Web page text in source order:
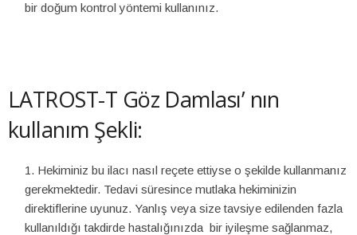
bir doğum kontrol yöntemi kullanınız.
LATROST-T Göz Damlası’ nın
kullanım Şekli:
Hekiminiz bu ilacı nasıl reçete ettiyse o şekilde kullanmanız
gerekmektedir. Tedavi süresince mutlaka hekiminizin
direktiflerine uyunuz. Yanlış veya size tavsiye edilenden fazla
kullanıldığı takdirde hastalığınızda bir iyileşme sağlanmaz,